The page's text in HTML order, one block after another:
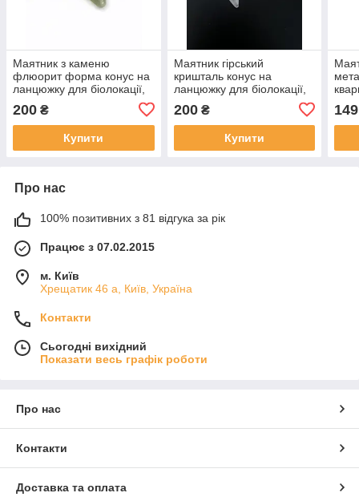
Маятник з каменю
флюорит форма конус на
ланцюжку для біолокації,
екстрасенсорики
200 ₴
Купити
Маятник гірський
кришталь конус на
ланцюжку для біолокації,
ворожінь
200₴
Купити
149
Про нас
100% позитивних з 81 відгука за рік
Працює з 07.02.2015
м. Київ
Хрещатик 46 а, Київ, Україна
Контакти
Сьогодні вихідний
Показати весь графік роботи
Про нас
Контакти
Доставка та оплата